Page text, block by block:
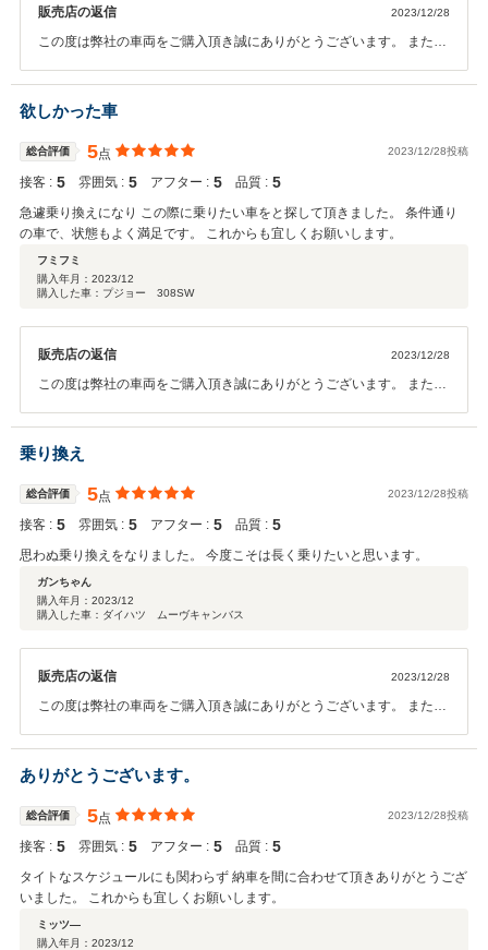
販売店の返信 2023/12/28
この度は弊社の車両をご購入頂き誠にありがとうございます。 またこ
サポートさせて頂きますので 何かお困りごとが起きた際はお気軽にご
連絡くださいませ。 次のお乗り換えの際も頼って頂けるように精一杯
サポートさせて頂きます。 今後も宜しくお願いします。
欲しかった車
総合評価 5点 2023/12/28投稿
接客 : 5 雰囲気 : 5 アフター : 5 品質 : 5
急遽乗り換えになり この際に乗りたい車をと探して頂きました。 条件通り
の車で、状態もよく満足です。 これからも宜しくお願いします。
フミフミ
購入年月： 2023/12
購入した車：プジョー 308SW
販売店の返信 2023/12/28
この度は弊社の車両をご購入頂き誠にありがとうございます。 またこ
りましたが念願の一台かと思います。 永くお乗り頂ければと思いま
す。 これからもしっかりサポートさせて頂きますので 何かお困りごと
が起きた際はお気軽にご連絡くださいませ。 今後も宜しくお願いしま
す。
乗り換え
総合評価 5点 2023/12/28投稿
接客 : 5 雰囲気 : 5 アフター : 5 品質 : 5
思わぬ乗り換えをなりました。 今度こそは長く乗りたいと思います。
ガンちゃん
購入年月： 2023/12
購入した車：ダイハツ ムーヴキャンバス
販売店の返信 2023/12/28
この度は弊社の車両をご購入頂き誠にありがとうございます。 またこ
が、 これからもしっかりサポートさせて頂きますので 何かお困りごと
が起きた際はお気軽にご連絡くださいませ。 今後も宜しくお願いしま
す。
ありがとうございます。
総合評価 5点 2023/12/28投稿
接客 : 5 雰囲気 : 5 アフター : 5 品質 : 5
タイトなスケジュールにも関わらず 納車を間に合わせて頂きありがとうござ
いました。 これからも宜しくお願いします。
ミッツ―
購入年月： 2023/12